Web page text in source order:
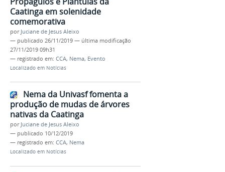
Caatinga em solenidade
comemorativa
por Juciane de Jesus Aleixo
— publicado 26/11/2019 — última modificação
27/11/2019 09h31
— registrado em: CCA, Nema, Evento
Localizado em Notícias
Nema da Univasf fomenta a
produção de mudas de árvores
nativas da Caatinga
por Juciane de Jesus Aleixo
— publicado 10/12/2019
— registrado em: CCA, Nema
Localizado em Notícias